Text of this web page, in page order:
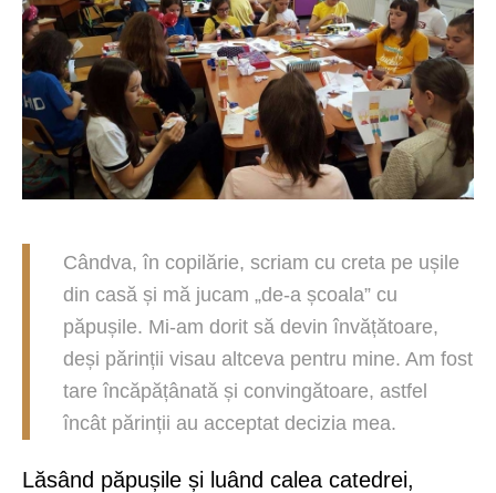
Cândva, în copilărie, scriam cu creta pe ușile
din casă și mă jucam „de-a școala” cu
păpușile. Mi-am dorit să devin învățătoare,
deși părinții visau altceva pentru mine. Am fost
tare încăpățânată și convingătoare, astfel
încât părinții au acceptat decizia mea.
Lăsând păpușile și luând calea catedrei,